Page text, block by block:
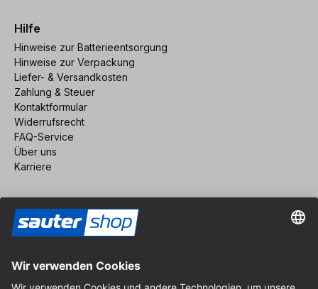
Hilfe
Hinweise zur Batterieentsorgung
Hinweise zur Verpackung
Liefer- & Versandkosten
Zahlung & Steuer
Kontaktformular
Widerrufsrecht
FAQ-Service
Über uns
Karriere